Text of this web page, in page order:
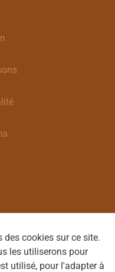
cookies sur ce site.
les utiliserons pour
utilisé, pour l'adapter à